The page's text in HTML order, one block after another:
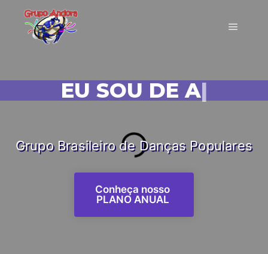
EU SOU DE ANDORA!
Grupo Brasileiro de Danças Populares
Conheça nosso
PLANO ANUAL